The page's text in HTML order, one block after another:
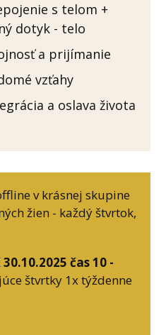
s telom +
dotyk - telo
a prijímanie
vzťahy
a oslava života
v krásnej skupine
žien - každý štvrtok,
čas 10 -
štvrtky 1x týždenne